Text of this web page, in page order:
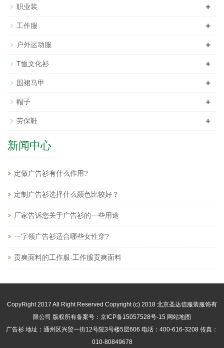
+
职业装
+
工作服
+
户外运动服
+
T恤文化衫
+
围裙马甲
+
帽子
+
劳保鞋
新闻中心
定做广告衫有什么作用?
定制广告衫选择什么颜色比较好？
厂家告诉您关于广告衫的一些用途
一字领广告衫适合哪些女性穿?
贡爽面料的工作服-工作服贡爽面料
CopyRight 2017 All Right Reserved Copyright (c) 2018 北京圣达信服装服饰有
限公司 版权所有备案号：京ICP备15057528号-15 网站地图
广告衫 地址：通州区兴贸一街12号院3号楼5层606 电话：400-616-3208 传真：
010-80849678